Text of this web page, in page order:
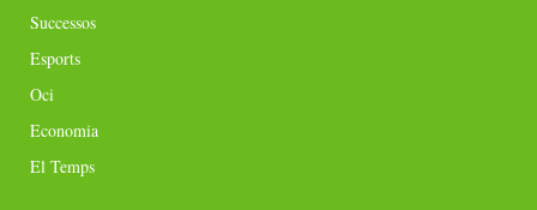
Successos
Esports
Oci
Economia
El Temps